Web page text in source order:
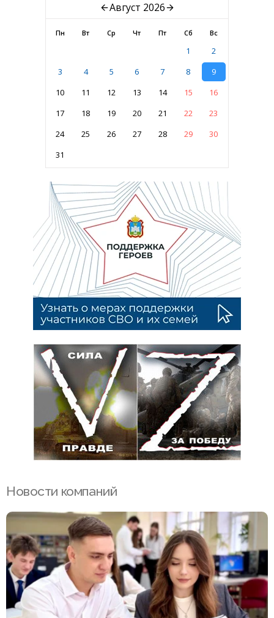
Август 2026
Пн Вт Ср Чт Пт Сб Вс
1
2
3
4 5 6 7 8
9
10
11 12 13 14 15
16
17
18 19 20 21 22
23
24
25 26 27 28 29
30
31
Новости компаний